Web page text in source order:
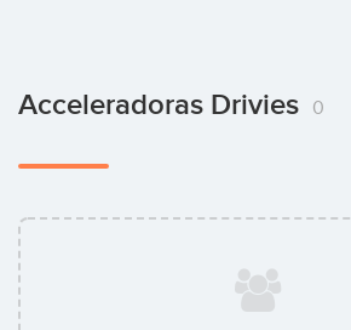
Acceleradoras Drivies 0